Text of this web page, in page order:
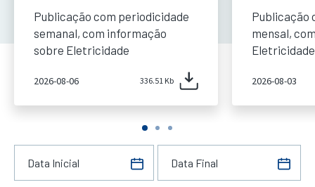
Publicação com periodicidade
semanal, com informação
sobre Eletricidade
2026-08-06 336.51 Kb
Publicação
mensal,
Eletricidade
2026-08-03